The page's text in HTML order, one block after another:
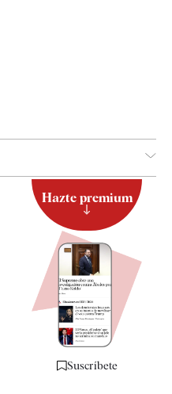
Hazte premium
Suscríbete